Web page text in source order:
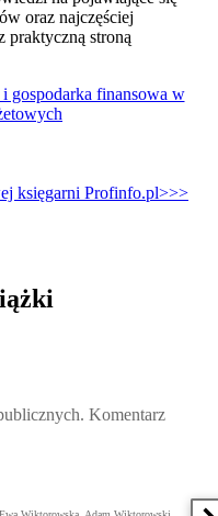
oraz najczęściej
praktyczną stroną
księgarni Profinfo.pl>>>
Komentarz